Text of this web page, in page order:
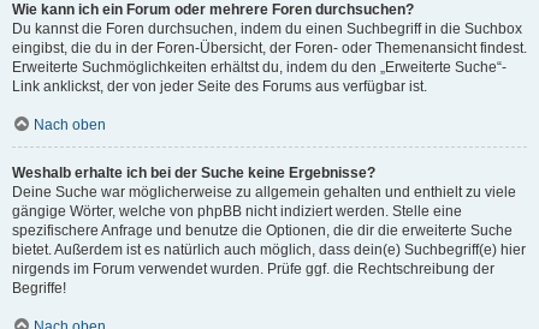
Wie kann ich ein Forum oder mehrere Foren durchsuchen?
Du kannst die Foren durchsuchen, indem du einen Suchbegriff in die Suchbox
eingibst, die du in der Foren-Übersicht, der Foren- oder Themenansicht findest.
Erweiterte Suchmöglichkeiten erhältst du, indem du den „Erweiterte Suche“-
Link anklickst, der von jeder Seite des Forums aus verfügbar ist.
Nach oben
Weshalb erhalte ich bei der Suche keine Ergebnisse?
Deine Suche war möglicherweise zu allgemein gehalten und enthielt zu viele
gängige Wörter, welche von phpBB nicht indiziert werden. Stelle eine
spezifischere Anfrage und benutze die Optionen, die dir die erweiterte Suche
bietet. Außerdem ist es natürlich auch möglich, dass dein(e) Suchbegriff(e) hier
nirgends im Forum verwendet wurden. Prüfe ggf. die Rechtschreibung der
Begriffe!